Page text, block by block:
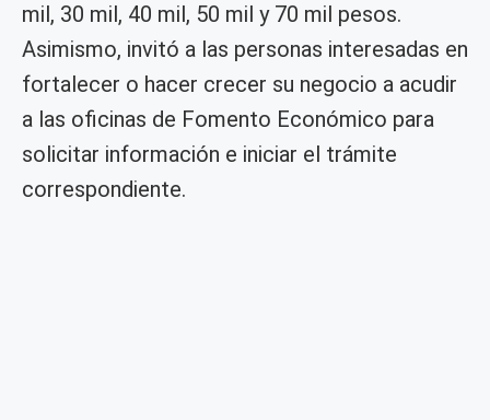
mil, 30 mil, 40 mil, 50 mil y 70 mil pesos.
Asimismo, invitó a las personas interesadas en
fortalecer o hacer crecer su negocio a acudir
a las oficinas de Fomento Económico para
solicitar información e iniciar el trámite
correspondiente.